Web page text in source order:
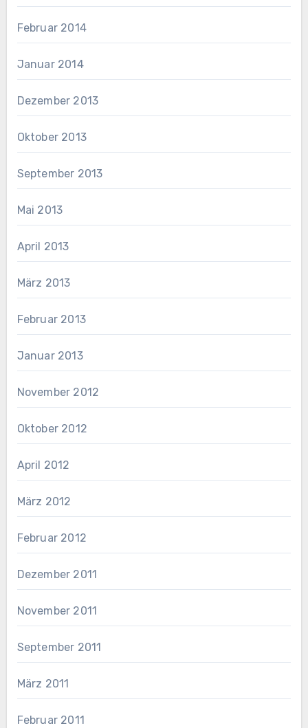
Februar 2014
Januar 2014
Dezember 2013
Oktober 2013
September 2013
Mai 2013
April 2013
März 2013
Februar 2013
Januar 2013
November 2012
Oktober 2012
April 2012
März 2012
Februar 2012
Dezember 2011
November 2011
September 2011
März 2011
Februar 2011